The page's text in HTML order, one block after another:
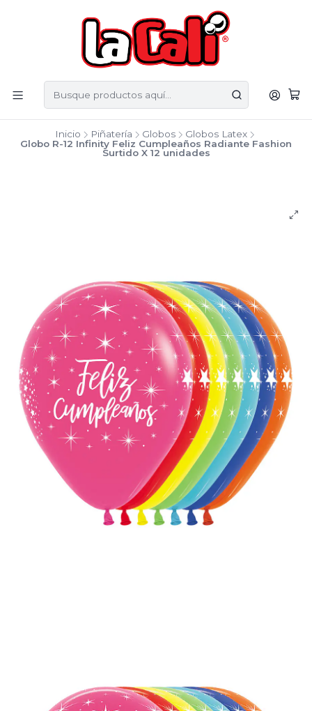
Inicio Piñatería Globos
Globos Latex
Globo R-12 Infinity Feliz Cumpleaños Radiante Fashion
Surtido X 12 unidades